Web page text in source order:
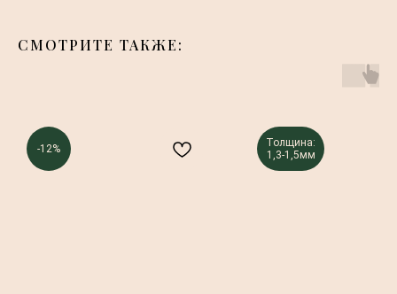
СМОТРИТЕ ТАКЖЕ:
-12%
Толщина:
1,3-1,5мм